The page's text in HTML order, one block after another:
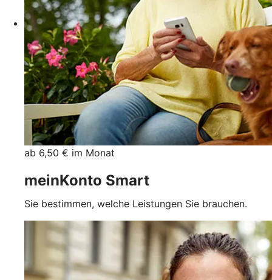
ab 6,50 € im Monat
meinKonto Smart
Sie bestimmen, welche Leistungen Sie brauchen.